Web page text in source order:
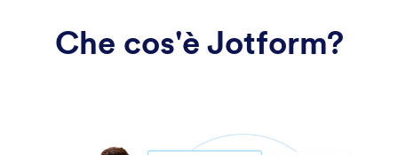
Che cos'è Jotform?